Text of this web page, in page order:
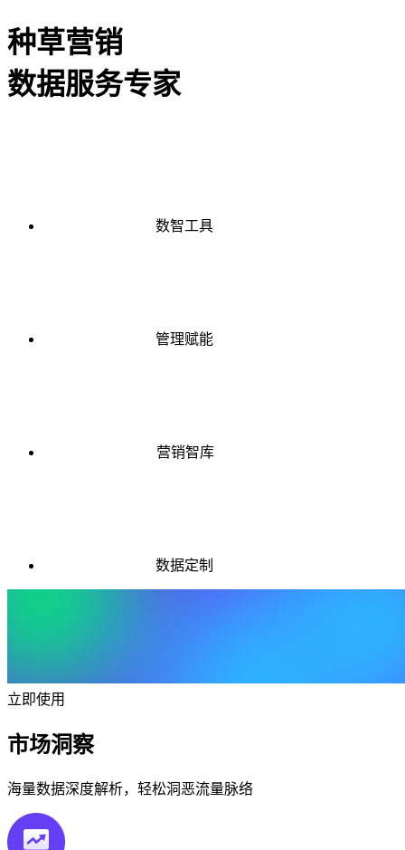
种草营销
数据服务专家
数智工具
管理赋能
营销智库
数据定制
立即使用
市场洞察
海量数据深度解析，轻松洞恶流量脉络